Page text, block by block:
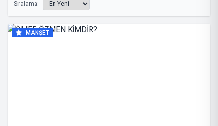
Sıralama:
MANŞET